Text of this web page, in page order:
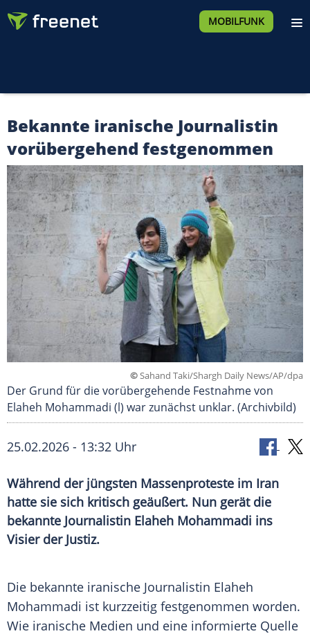
MOBILFUNK
Bekannte iranische Journalistin
vorübergehend festgenommen
©Sahand Taki/Shargh Daily News/AP/dpa
Der Grund für die vorübergehende Festnahme von
Elaheh Mohammadi (l) war zunächst unklar. (Archivbild)
25.02.2026 - 13:32 Uhr
Während der jüngsten Massenproteste im Iran
hatte sie sich kritisch geäußert. Nun gerät die
bekannte Journalistin Elaheh Mohammadi ins
Visier der Justiz.
Die bekannte iranische Journalistin Elaheh
Mohammadi ist kurzzeitig festgenommen worden.
Wie iranische Medien und eine informierte Quelle